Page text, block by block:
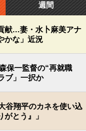
週間
献…妻・水卜麻美アナ
かな」近況
保一監督の“再就職
ブ」一択か
谷翔平のカネを使い込
とう』」